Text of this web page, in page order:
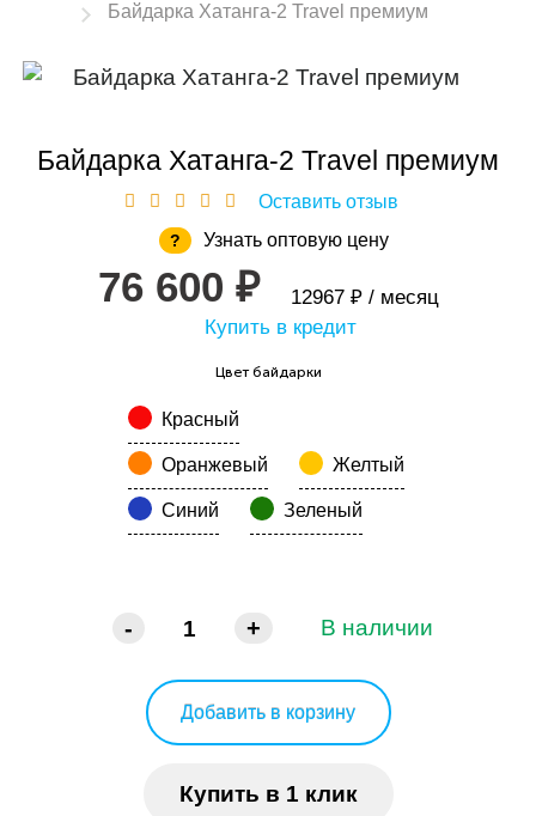
Байдарка Хатанга-2 Travel премиум
Байдарка Хатанга-2 Travel премиум
Оставить отзыв
? Узнать оптовую цену
76 600 ₽
12967 ₽ / месяц
Купить в кредит
Цвет байдарки
Красный
Оранжевый Желтый
Синий Зеленый
- + В наличии
Добавить в корзину
Купить в 1 клик